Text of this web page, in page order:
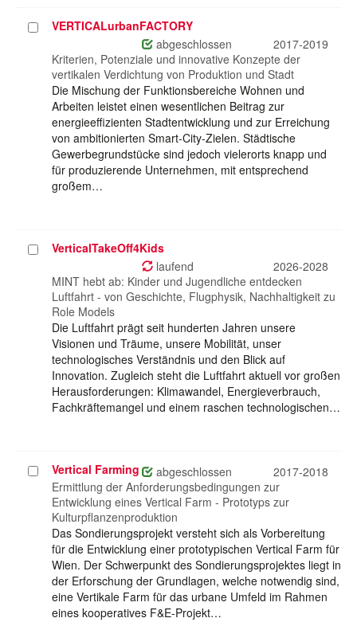
ProjektVERTICALurbanFACTORY
abgeschlossen
2017-2019
Kriterien, Potenziale und innovative Konzepte der
vertikalen Verdichtung von Produktion und Stadt
Die Mischung der Funktionsbereiche Wohnen und
Arbeiten leistet einen wesentlichen Beitrag zur
energieeffizienten Stadtentwicklung und zur Erreichung
von ambitionierten Smart-City-Zielen. Städtische
Gewerbegrundstücke sind jedoch vielerorts knapp und
für produzierende Unternehmen, mit entsprechend
großem…
ProjektVerticalTakeOff4Kids
laufend
2026-2028
MINT hebt ab: Kinder und Jugendliche entdecken
Luftfahrt - von Geschichte, Flugphysik, Nachhaltigkeit zu
Role Models
Die Luftfahrt prägt seit hunderten Jahren unsere
Visionen und Träume, unsere Mobilität, unser
technologisches Verständnis und den Blick auf
Innovation. Zugleich steht die Luftfahrt aktuell vor großen
Herausforderungen: Klimawandel, Energieverbrauch,
Fachkräftemangel und einem raschen technologischen…
Projekt
auswählen
Vertical Farming abgeschlossen
2017-2018
Ermittlung der Anforderungsbedingungen zur
Entwicklung eines Vertical Farm - Prototyps zur
Kulturpflanzenproduktion
Das Sondierungsprojekt versteht sich als Vorbereitung
für die Entwicklung einer prototypischen Vertical Farm für
Wien. Der Schwerpunkt des Sondierungsprojektes liegt in
der Erforschung der Grundlagen, welche notwendig sind,
eine Vertikale Farm für das urbane Umfeld im Rahmen
eines kooperatives F&E-Projekt…